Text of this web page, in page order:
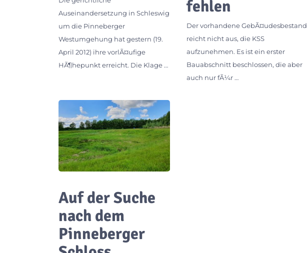
Auseinandersetzung in Schleswig
um die Pinneberger
Westumgehung hat gestern (19.
April 2012) ihre vorlÃ¤ufige
HÃ¶hepunkt erreicht. Die Klage …
fehlen
Der vorhandene GebÃ¤udesbestand
reicht nicht aus, die KSS
aufzunehmen. Es ist ein erster
Bauabschnitt beschlossen, die aber
auch nur fÃ¼r …
Auf der Suche
nach dem
Pinneberger